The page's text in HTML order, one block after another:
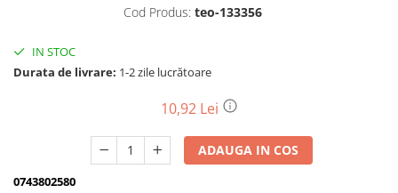
Drujbe, fierastraie electrice
Drujbe cu acumulator
Unelte electrice busteni
Mori cereale si batoze porumb
Cod Produs: teo-133356
IN STOC
Durata de livrare: 1-2 zile lucrătoare
10,92 Lei
ADAUGA IN COS
0743802580